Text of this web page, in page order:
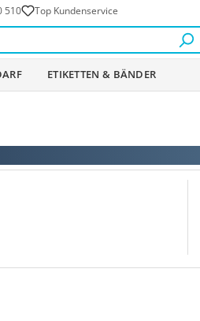
510 Top Kundenservice
ETIKETTEN & BÄNDER